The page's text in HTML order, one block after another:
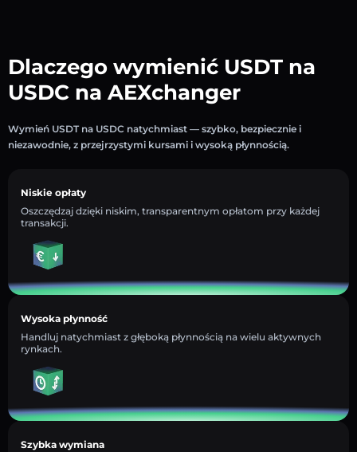
Dlaczego wymienić USDT na
USDC na AEXchanger
Wymień USDT na USDC natychmiast — szybko, bezpiecznie i
niezawodnie, z przejrzystymi kursami i wysoką płynnością.
Niskie opłaty
Oszczędzaj dzięki niskim, transparentnym opłatom przy każdej
transakcji.
Wysoka płynność
Handluj natychmiast z głęboką płynnością na wielu aktywnych
rynkach.
Szybka wymiana